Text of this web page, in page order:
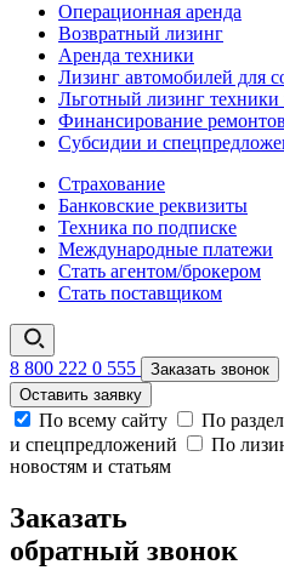
Операционная аренда
Возвратный лизинг
Аренда техники
Лизинг автомобилей для
Льготный лизинг
Финансирование
Субсидии и
Страхование
Банковские реквизиты
Техника по подписке
Международные платежи
Стать агентом/брокером
Стать поставщиком
8 800 222 0 555
Заказать звонок
Оставить заявку
По всему сайту По
и спецпредложений
По
новостям и статьям
Заказать
обратный звонок